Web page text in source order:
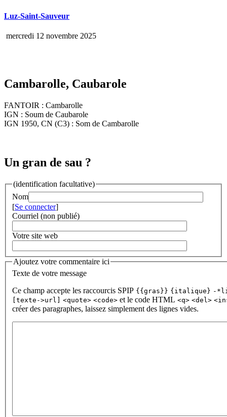
Luz-Saint-Sauveur
mercredi 12 novembre 2025
Cambarolle, Caubarole
FANTOIR : Cambarolle
IGN : Soum de Caubarole
IGN 1950, CN (C3) : Som de Cambarolle
Un gran de sau ?
(identification facultative)
Nom
[Se connecter]
Courriel (non publié)
Votre site web
Ajoutez votre commentaire ici
Texte de votre message
Ce champ accepte les raccourcis SPIP {{gras}} {italique} -
[texte->url]
<quote> <code> et le code HTML <q> <del>
créer des paragraphes, laissez simplement des lignes vides.